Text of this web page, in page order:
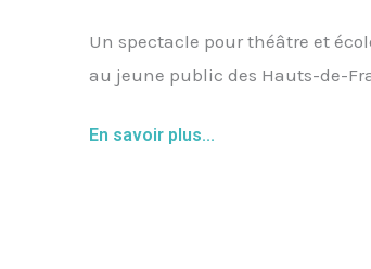
Un spectacle pour théâtre et
au jeune public des Hauts-de-
En savoir plus...